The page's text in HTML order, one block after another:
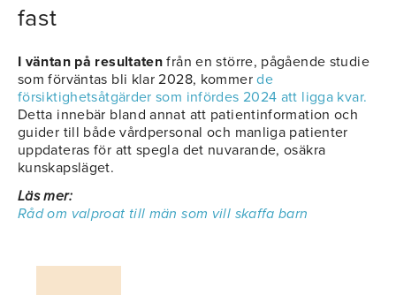
fast
I väntan på resultaten från en större, pågående studie
som förväntas bli klar 2028, kommerde
försiktighetsåtgärder som infördes 2024 att ligga kvar.
Detta innebär bland annat att patientinformation och
guider till både vårdpersonal och manliga patienter
uppdateras för att spegla det nuvarande, osäkra
kunskapsläget.
Läs mer:
Råd om valproat till män som vill skaffa barn